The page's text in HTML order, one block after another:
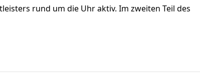
rund um die Uhr aktiv. Im zweiten Teil des